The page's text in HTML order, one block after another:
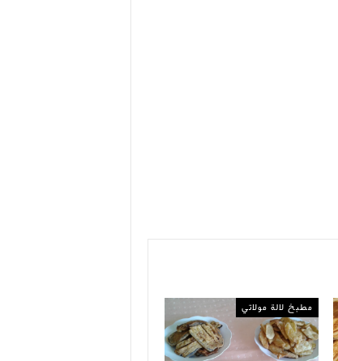
مطبخ لالة مولاتي